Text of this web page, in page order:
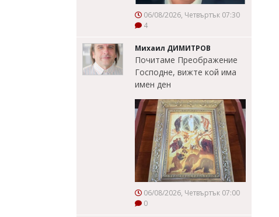
06/08/2026, Четвъртък 07:30
4
Михаил ДИМИТРОВ
Почитаме Преображение
Господне, вижте кой има
имен ден
06/08/2026, Четвъртък 07:00
0